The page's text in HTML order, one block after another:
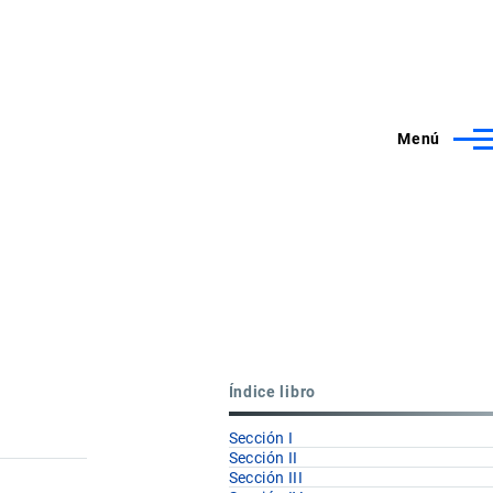
Menú
Índice libro
Sección I
Sección II
Sección III